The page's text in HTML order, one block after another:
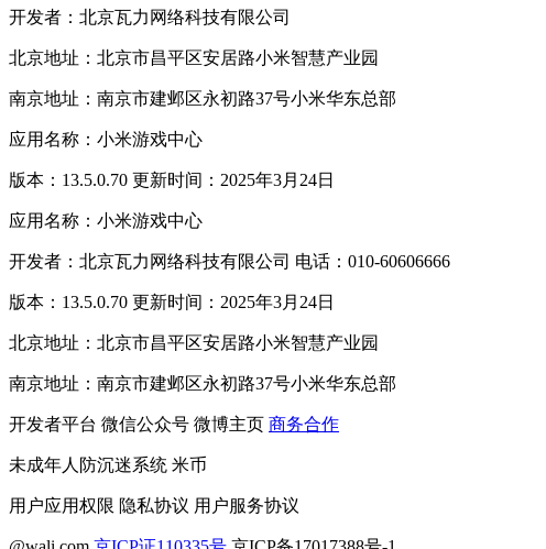
开发者：北京瓦力网络科技有限公司
北京地址：北京市昌平区安居路小米智慧产业园
南京地址：南京市建邺区永初路37号小米华东总部
应用名称：小米游戏中心
版本：13.5.0.70 更新时间：2025年3月24日
应用名称：小米游戏中心
开发者：北京瓦力网络科技有限公司 电话：010-60606666
版本：13.5.0.70 更新时间：2025年3月24日
北京地址：北京市昌平区安居路小米智慧产业园
南京地址：南京市建邺区永初路37号小米华东总部
开发者平台 微信公众号 微博主页 商务合作
未成年人防沉迷系统 米币
用户应用权限 隐私协议 用户服务协议